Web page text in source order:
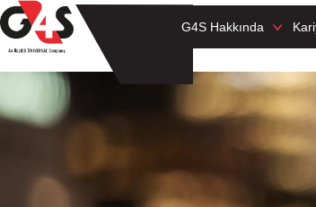
G4S Hakkında